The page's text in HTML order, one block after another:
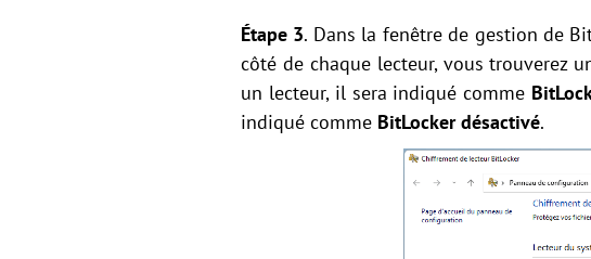
Étape 3. Dans la fenêtre de gestion de
côté de chaque lecteur, vous trouverez
un lecteur, il sera indiqué comme
indiqué comme BitLocker désactivé.